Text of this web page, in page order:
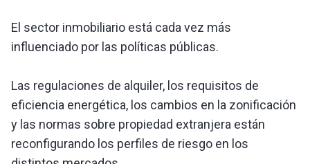
El sector inmobiliario está cada vez más
influenciado por las políticas públicas.
Las regulaciones de alquiler, los requisitos de
eficiencia energética, los cambios en la zonificación
y las normas sobre propiedad extranjera están
reconfigurando los perfiles de riesgo en los